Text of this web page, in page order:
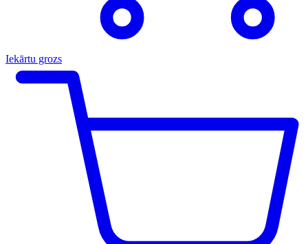
Iekārtu grozs